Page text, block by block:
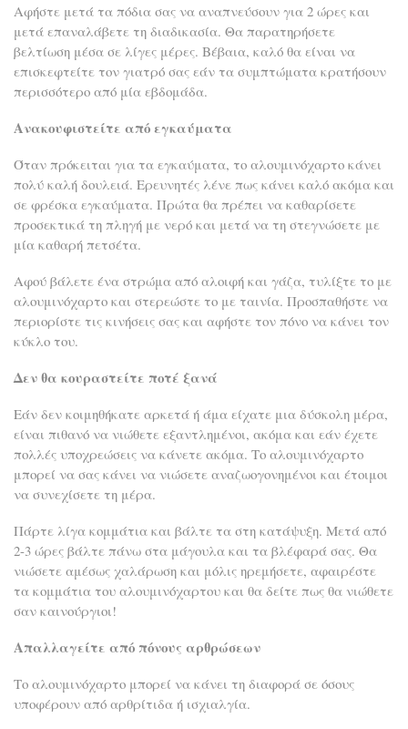
Αφήστε μετά τα πόδια σας να αναπνεύσουν για 2 ώρες και
μετά επαναλάβετε τη διαδικασία. Θα παρατηρήσετε
βελτίωση μέσα σε λίγες μέρες. Βέβαια, καλό θα είναι να
επισκεφτείτε τον γιατρό σας εάν τα συμπτώματα κρατήσουν
περισσότερο από μία εβδομάδα.
Ανακουφιστείτε από εγκαύματα
Όταν πρόκειται για τα εγκαύματα, το αλουμινόχαρτο κάνει
πολύ καλή δουλειά. Ερευνητές λένε πως κάνει καλό ακόμα και
σε φρέσκα εγκαύματα. Πρώτα θα πρέπει να καθαρίσετε
προσεκτικά τη πληγή με νερό και μετά να τη στεγνώσετε με
μία καθαρή πετσέτα.
Αφού βάλετε ένα στρώμα από αλοιφή και γάζα, τυλίξτε το με
αλουμινόχαρτο και στερεώστε το με ταινία. Προσπαθήστε να
περιορίστε τις κινήσεις σας και αφήστε τον πόνο να κάνει τον
κύκλο του.
Δεν θα κουραστείτε ποτέ ξανά
Εάν δεν κοιμηθήκατε αρκετά ή άμα είχατε μια δύσκολη μέρα,
είναι πιθανό να νιώθετε εξαντλημένοι, ακόμα και εάν έχετε
πολλές υποχρεώσεις να κάνετε ακόμα. Το αλουμινόχαρτο
μπορεί να σας κάνει να νιώσετε αναζωογονημένοι και έτοιμοι
να συνεχίσετε τη μέρα.
Πάρτε λίγα κομμάτια και βάλτε τα στη κατάψυξη. Μετά από
2-3 ώρες βάλτε πάνω στα μάγουλα και τα βλέφαρά σας. Θα
νιώσετε αμέσως χαλάρωση και μόλις ηρεμήσετε, αφαιρέστε
τα κομμάτια του αλουμινόχαρτου και θα δείτε πως θα νιώθετε
σαν καινούργιοι!
Απαλλαγείτε από πόνους αρθρώσεων
Το αλουμινόχαρτο μπορεί να κάνει τη διαφορά σε όσους
υποφέρουν από αρθρίτιδα ή ισχιαλγία.